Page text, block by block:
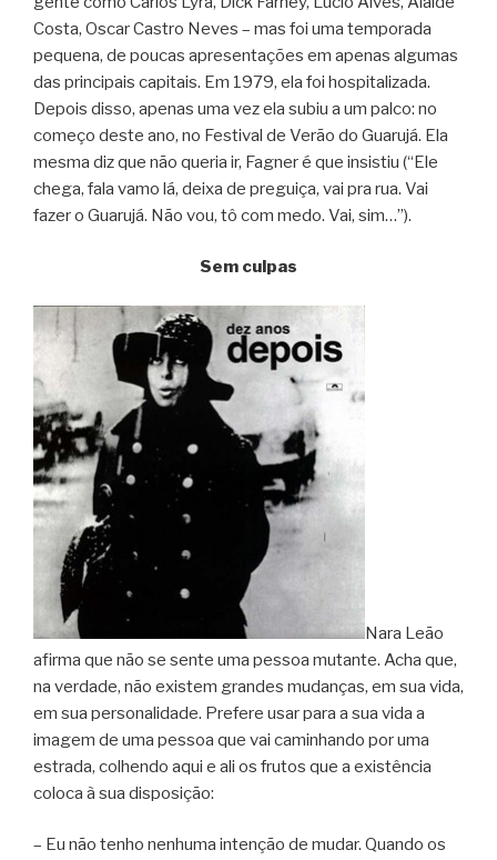
Costa, Oscar Castro Neves – mas foi uma temporada
pequena, de poucas apresentações em apenas algumas
das principais capitais. Em 1979, ela foi hospitalizada.
Depois disso, apenas uma vez ela subiu a um palco: no
começo deste ano, no Festival de Verão do Guarujá. Ela
mesma diz que não queria ir, Fagner é que insistiu (“Ele
chega, fala vamo lá, deixa de preguiça, vai pra rua. Vai
fazer o Guarujá. Não vou, tô com medo. Vai, sim…”).
Sem culpas
Nara Leão
afirma que não se sente uma pessoa mutante. Acha que,
na verdade, não existem grandes mudanças, em sua vida,
em sua personalidade. Prefere usar para a sua vida a
imagem de uma pessoa que vai caminhando por uma
estrada, colhendo aqui e ali os frutos que a existência
coloca à sua disposição:
– Eu não tenho nenhuma intenção de mudar. Quando os